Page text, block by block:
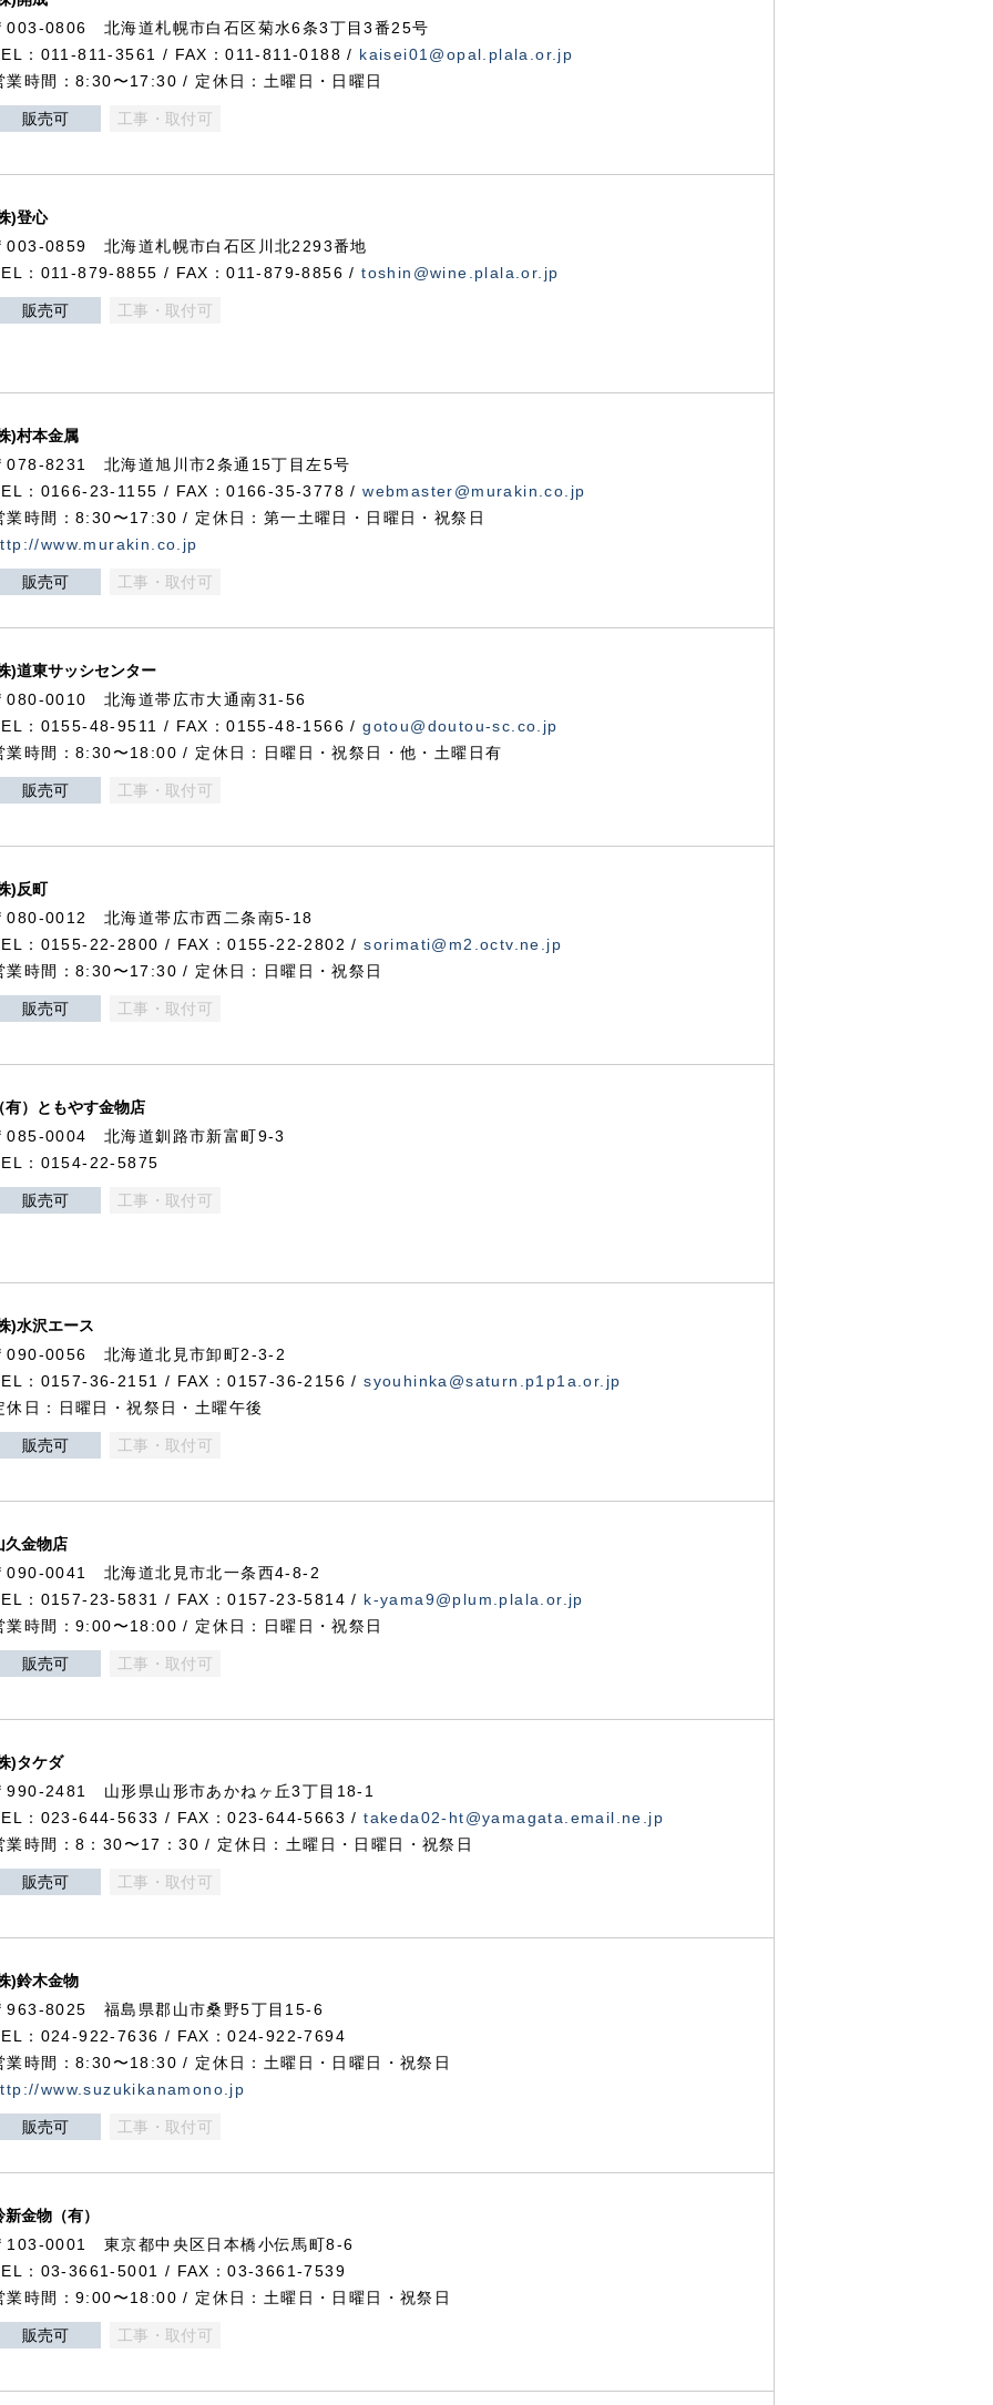
003-0806 北海道札幌市白石区菊水6条3丁目3番25号
：011-811-3561 / FAX：011-811-0188 / kaisei01@opal.plala.or.jp
業時間：8:30〜17:30 / 定休日：土曜日・日曜日
販売可 工事・取付可
)登心
003-0859 北海道札幌市白石区川北2293番地
：011-879-8855 / FAX：011-879-8856 /toshin@wine.plala.or.jp
販売可 工事・取付可
)村本金属
078-8231 北海道旭川市2条通15丁目左5号
：0166-23-1155 / FAX：0166-35-3778 /webmaster@murakin.co.jp
業時間：8:30〜17:30 / 定休日：第一土曜日・日曜日・祝祭日
www.murakin.co.jp
販売可 工事・取付可
)道東サッシセンター
080-0010 北海道帯広市大通南31-56
：0155-48-9511 / FAX：0155-48-1566 /gotou@doutou-sc.co.jp
業時間：8:30〜18:00 / 定休日：日曜日・祝祭日・他・土曜日有
販売可 工事・取付可
)反町
080-0012 北海道帯広市西二条南5-18
：0155-22-2800 / FAX：0155-22-2802 /sorimati@m2.octv.ne.jp
業時間：8:30〜17:30 / 定休日：日曜日・祝祭日
販売可 工事・取付可
有）ともやす金物店
085-0004 北海道釧路市新富町9-3
：0154-22-5875
販売可 工事・取付可
)水沢エース
090-0056 北海道北見市卸町2-3-2
：0157-36-2151 / FAX：0157-36-2156 /syouhinka@saturn.p1p1a.or.jp
休日：日曜日・祝祭日・土曜午後
販売可 工事・取付可
久金物店
090-0041 北海道北見市北一条西4-8-2
：0157-23-5831 / FAX：0157-23-5814 / k-yama9@plum.plala.or.jp
業時間：9:00〜18:00 / 定休日：日曜日・祝祭日
販売可 工事・取付可
)タケダ
990-2481 山形県山形市あかねヶ丘3丁目18-1
：023-644-5633 / FAX：023-644-5663 /takeda02-ht@yamagata.email.ne.jp
業時間：8：30〜17：30 / 定休日：土曜日・日曜日・祝祭日
販売可 工事・取付可
)鈴木金物
963-8025 福島県郡山市桑野5丁目15-6
：024-922-7636 / FAX：024-922-7694
業時間：8:30〜18:30 / 定休日：土曜日・日曜日・祝祭日
www.suzukikanamono.jp
販売可 工事・取付可
新金物（有）
103-0001 東京都中央区日本橋小伝馬町8-6
：03-3661-5001 / FAX：03-3661-7539
業時間：9:00〜18:00 / 定休日：土曜日・日曜日・祝祭日
販売可 工事・取付可